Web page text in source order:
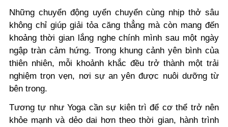
Những chuyển động uyển chuyển cùng nhịp thở sâu
không chỉ giúp giải tỏa căng thẳng mà còn mang đến
khoảng thời gian lắng nghe chính mình sau một ngày
ngập tràn cảm hứng. Trong khung cảnh yên bình của
thiên nhiên, mỗi khoảnh khắc đều trở thành một trải
nghiệm trọn vẹn, nơi sự an yên được nuôi dưỡng từ
bên trong.
Tương tự như Yoga cần sự kiên trì để cơ thể trở nên
khỏe mạnh và dẻo dai hơn theo thời gian, hành trình